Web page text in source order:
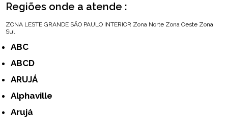
Regiões onde a atende :
ZONA LESTE GRANDE SÃO PAULO INTERIOR Zona Norte Zona Oeste Zona
Sul
ABC
ABCD
ARUJÁ
Alphaville
Arujá